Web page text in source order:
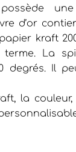
une
d’or
kraft
La
degrés. Il
la